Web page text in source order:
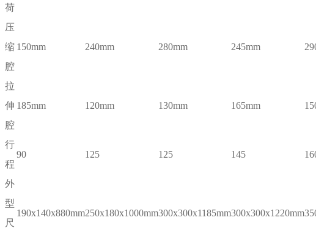
荷
压
缩
腔
150mm 240mm 280mm 245mm
拉
伸
腔
185mm 120mm 130mm 165mm
行
程
90 125 125 145
外
型
尺
190x140x880mm250x180x1000mm300x300x1185mm300x300x1220mm